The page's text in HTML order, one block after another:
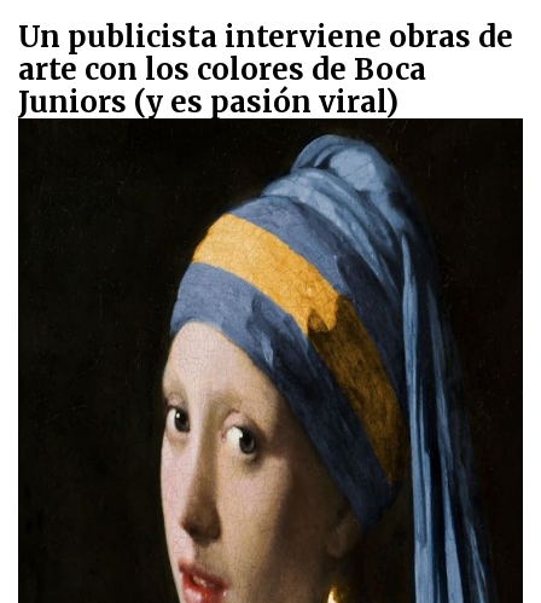
Un publicista interviene obras de
arte con los colores de Boca
Juniors (y es pasión viral)